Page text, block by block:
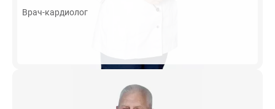
Врач-кардиолог